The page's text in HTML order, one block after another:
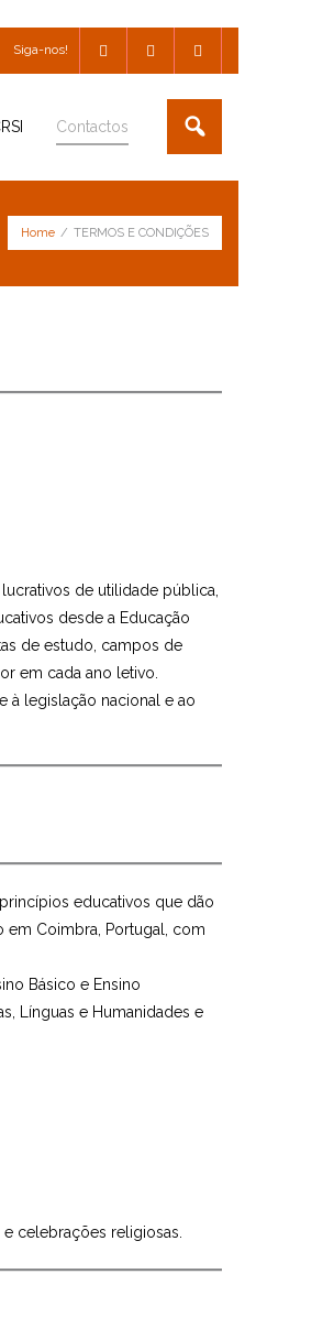
Siga-nos!
Contactos
Home / TERMOS E CONDIÇÕES
de utilidade pública,
desde a Educação
de estudo, campos de
em cada ano letivo.
à legislação nacional e ao
educativos que dão
em Coimbra, Portugal, com
Básico e Ensino
Línguas e Humanidades e
celebrações religiosas.